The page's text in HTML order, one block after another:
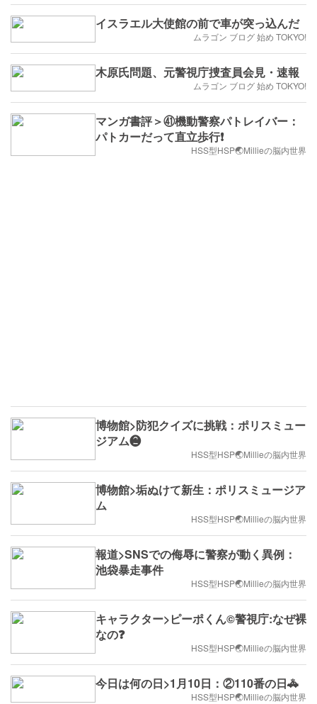
イスラエル大使館の前で車が突っ込んだ
ムラゴン ブログ 始め TOKYO!
木原氏問題、元警視庁捜査員会見・速報
ムラゴン ブログ 始め TOKYO!
マンガ書評＞㊶機動警察パトレイバー：
パトカーだって直立歩行❗️
HSS型HSP🌏Millieの脳内世界
博物館>防犯クイズに挑戦：ポリスミュー
ジアム❷
HSS型HSP🌏Millieの脳内世界
博物館>垢ぬけて新生：ポリスミュージア
ム
HSS型HSP🌏Millieの脳内世界
報道>SNSでの侮辱に警察が動く異例：
池袋暴走事件
HSS型HSP🌏Millieの脳内世界
キャラクター>ピーポくん©︎警視庁:なぜ裸
なの❓
HSS型HSP🌏Millieの脳内世界
今日は何の日>1月10日：②110番の日🚓
HSS型HSP🌏Millieの脳内世界